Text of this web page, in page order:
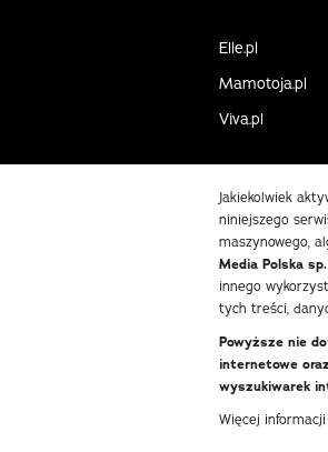
Elle.pl
Mamotoja.pl
Viva.pl
Jakiekolwiek
niniejszego
maszynowego,
Media Polska
innego
tych treści,
Powyższe nie
internetowe
wyszukiwarek
Więcej